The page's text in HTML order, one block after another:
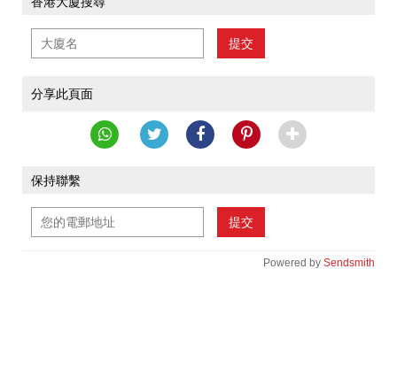
提交
分享此頁面
保持聯繫
提交
Powered by Sendsmith